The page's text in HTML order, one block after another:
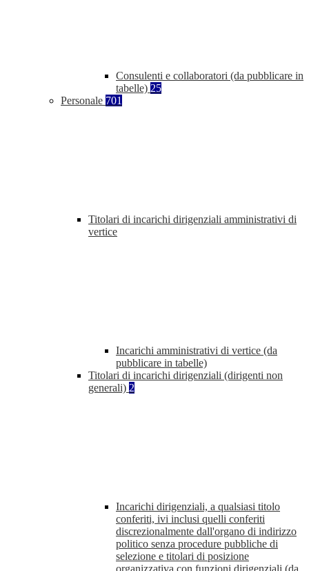
Consulenti e collaboratori (da pubblicare in
tabelle) 25
Personale 701
Titolari di incarichi dirigenziali amministrativi di
vertice
Incarichi amministrativi di vertice (da
pubblicare in tabelle)
Titolari di incarichi dirigenziali (dirigenti non
generali) 2
Incarichi dirigenziali, a qualsiasi titolo
conferiti, ivi inclusi quelli conferiti
discrezionalmente dall'organo di indirizzo
politico senza procedure pubbliche di
selezione e titolari di posizione